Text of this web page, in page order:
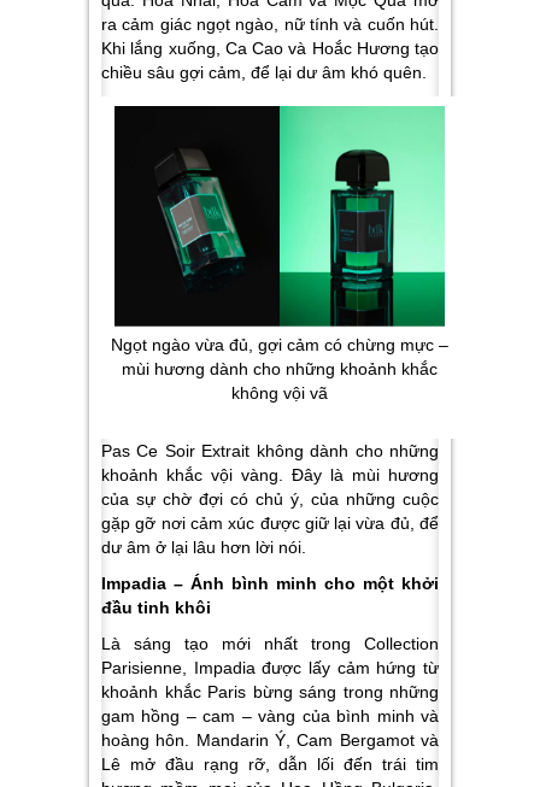
ra cảm giác ngọt ngào, nữ tính và cuốn hút.
Khi lắng xuống, Ca Cao và Hoắc Hương tạo
chiều sâu gợi cảm, để lại dư âm khó quên.
Ngọt ngào vừa đủ, gợi cảm có chừng mực –
mùi hương dành cho những khoảnh khắc
không vội vã
Pas Ce Soir Extrait không dành cho những
khoảnh khắc vội vàng. Đây là mùi hương
của sự chờ đợi có chủ ý, của những cuộc
gặp gỡ nơi cảm xúc được giữ lại vừa đủ, để
dư âm ở lại lâu hơn lời nói.
Impadia – Ánh bình minh cho một khởi
đầu tinh khôi
Là sáng tạo mới nhất trong Collection
Parisienne, Impadia được lấy cảm hứng từ
khoảnh khắc Paris bừng sáng trong những
gam hồng – cam – vàng của bình minh và
hoàng hôn. Mandarin Ý, Cam Bergamot và
Lê mở đầu rạng rỡ, dẫn lối đến trái tim